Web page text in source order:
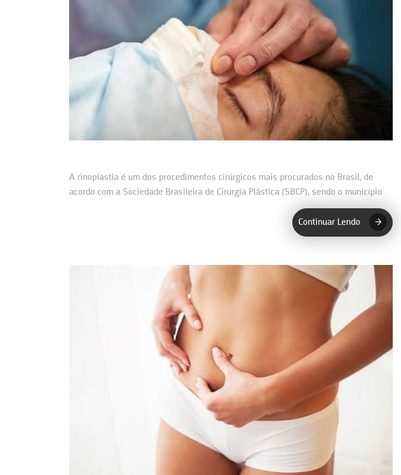
A rinoplastia é um dos procedimentos cirúrgicos mais procurados no Brasil, de
acordo com a Sociedade Brasileira de Cirurgia Plástica (SBCP), sendo o município
Continuar Lendo